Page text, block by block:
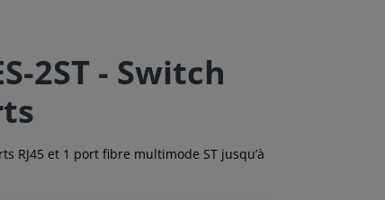
2ST - Switch
RJ45 et 1 port fibre multimode ST jusqu’à